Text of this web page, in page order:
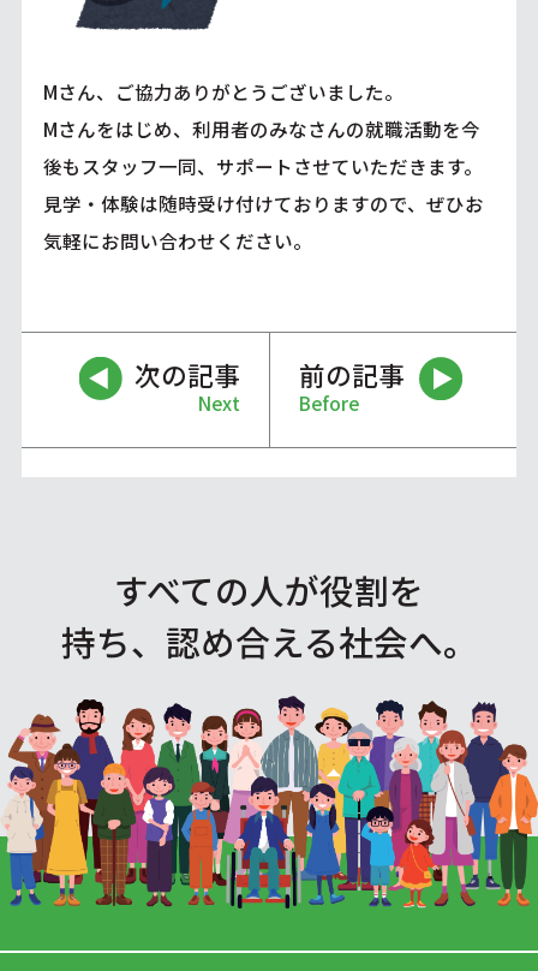
Mさん、ご協力ありがとうございました。
Mさんをはじめ、利用者のみなさんの就職活動を今
後もスタッフ一同、サポートさせていただきます。
見学・体験は随時受け付けておりますので、ぜひお
気軽にお問い合わせください。
次の記事
Next
前の記事
Before
すべての人が役割を
持ち、認め合える社会へ。